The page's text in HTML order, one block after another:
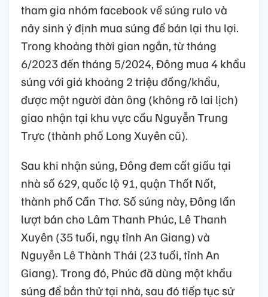
tham gia nhóm facebook về súng rulo và
nảy sinh ý định mua súng để bán lại thu lợi.
Trong khoảng thời gian ngắn, từ tháng
6/2023 đến tháng 5/2024, Đông mua 4 khẩu
súng với giá khoảng 2 triệu đồng/khẩu,
được một người đàn ông (không rõ lai lịch)
giao nhận tại khu vực cầu Nguyễn Trung
Trực (thành phố Long Xuyên cũ).
Sau khi nhận súng, Đông đem cất giấu tại
nhà số 629, quốc lộ 91, quận Thốt Nốt,
thành phố Cần Thơ. Số súng này, Đông lần
lượt bán cho Lâm Thanh Phúc, Lê Thanh
Xuyên (35 tuổi, ngụ tỉnh An Giang) và
Nguyễn Lê Thành Thái (23 tuổi, tỉnh An
Giang). Trong đó, Phúc đã dùng một khẩu
súng để bắn thử tại nhà, sau đó tiếp tục sử